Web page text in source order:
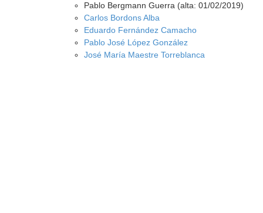
Pablo Bergmann Guerra (alta: 01/02/2019)
Carlos Bordons Alba
Eduardo Fernández Camacho
Pablo José López González
José María Maestre Torreblanca